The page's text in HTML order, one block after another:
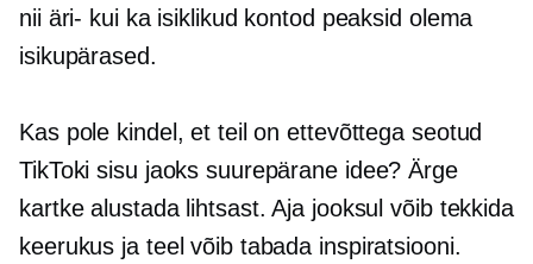
nii äri- kui ka isiklikud kontod peaksid olema
isikupärased.
Kas pole kindel, et teil on ettevõttega seotud
TikToki sisu jaoks suurepärane idee? Ärge
kartke alustada lihtsast. Aja jooksul võib tekkida
keerukus ja teel võib tabada inspiratsiooni.